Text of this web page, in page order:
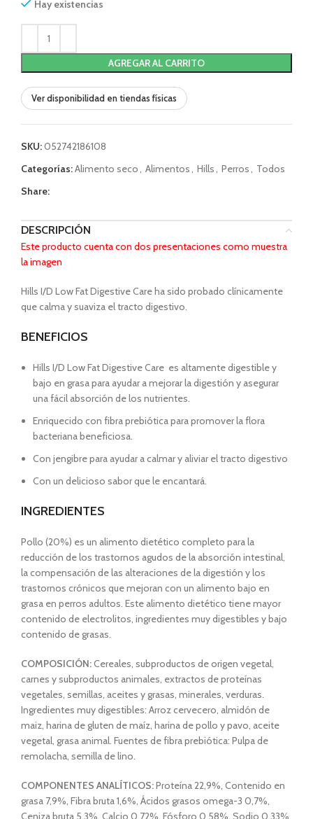
Hay existencias
AGREGAR AL CARRITO
Ver disponibilidad en tiendas físicas
SKU:052742186108
Categorías:Alimento seco, Alimentos, Hills, Perros, Todos
Share:
DESCRIPCIÓN
Este producto cuenta con dos presentaciones como muestra
la imagen
Hills I/D Low Fat Digestive Care ha sido probado clínicamente
que calma y suaviza el tracto digestivo.
BENEFICIOS
Hills I/D Low Fat Digestive Care es altamente digestible y
bajo en grasa para ayudar a mejorar la digestión y asegurar
una fácil absorción de los nutrientes.
Enriquecido con fibra prebiótica para promover la flora
bacteriana beneficiosa.
Con jengibre para ayudar a calmar y aliviar el tracto digestivo
Con un delicioso sabor que le encantará.
INGREDIENTES
Pollo (20%) es un alimento dietético completo para la
reducción de los trastornos agudos de la absorción intestinal,
la compensación de las alteraciones de la digestión y los
trastornos crónicos que mejoran con un alimento bajo en
grasa en perros adultos. Este alimento dietético tiene mayor
contenido de electrolitos, ingredientes muy digestibles y bajo
contenido de grasas.
COMPOSICIÓN:Cereales, subproductos de origen vegetal,
carnes y subproductos animales, extractos de proteínas
vegetales, semillas, aceites y grasas, minerales, verduras.
Ingredientes muy digestibles: Arroz cervecero, almidón de
maiz, harina de gluten de maíz, harina de pollo y pavo, aceite
vegetal, grasa animal. Fuentes de fibra prebiótica: Pulpa de
remolacha, semilla de lino.
COMPONENTES ANALÍTICOS:Proteína 22,9%, Contenido en
grasa 7,9%, Fibra bruta 1,6%, Ácidos grasos omega-3 0,7%,
Ceniza bruta 5,3%, Calcio 0,72%, Fósforo 0,58%, Sodio 0,33%,